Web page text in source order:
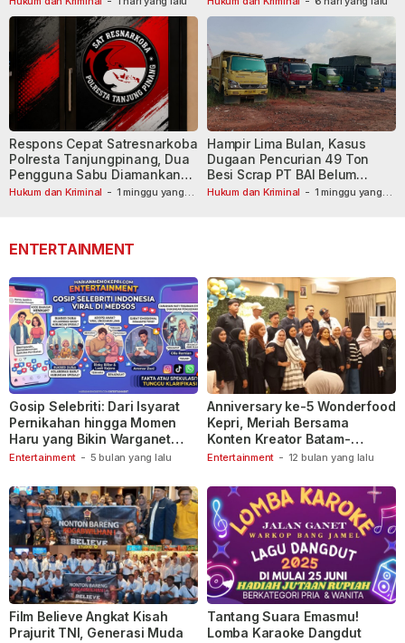
Hukum dan Kriminal - 1 minggu yang
Respons Cepat Satresnarkoba
Polresta Tanjungpinang, Dua
Pengguna Sabu Diamankan
Usai Dilaporkan ke Call Center
Hukum dan Kriminal - 1 minggu yang
Hampir Lima Bulan, Kasus
Dugaan Pencurian 49 Ton
Besi Scrap PT BAI Belum
Tetapkan Tersangka
ENTERTAINMENT
Entertainment - 5 bulan yang lalu
Gosip Selebriti: Dari Isyarat
Pernikahan hingga Momen
Haru yang Bikin Warganet
Berspekulasi
Entertainment - 12 bulan yang lalu
Anniversary ke-5 Wonderfood
Kepri, Meriah Bersama
Konten Kreator Batam-
Tanjungpinang
Film Believe Angkat Kisah
Prajurit TNI, Generasi Muda
Tantang Suara Emasmu!
Lomba Karaoke Dangdut